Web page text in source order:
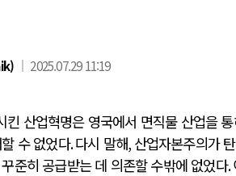
2025.07.29 11:19
산업혁명은 영국에서 면직물 산업을
수 없었다.다시 말해, 산업자본주의가
준히 공급받는 데 의존할 수밖에 없었다.